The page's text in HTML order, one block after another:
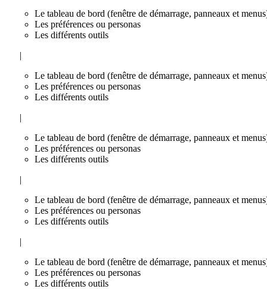
Le tableau de bord (fenêtre de démarrage, panneaux et
Les préférences ou personas
Les différents outils
|
Le tableau de bord (fenêtre de démarrage, panneaux et
Les préférences ou personas
Les différents outils
|
Le tableau de bord (fenêtre de démarrage, panneaux et
Les préférences ou personas
Les différents outils
|
Le tableau de bord (fenêtre de démarrage, panneaux et
Les préférences ou personas
Les différents outils
|
Le tableau de bord (fenêtre de démarrage, panneaux et
Les préférences ou personas
Les différents outils